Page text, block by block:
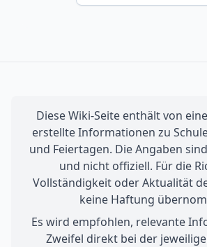
Diese Wiki-Seite enthält von
erstellte Informationen zu
und Feiertagen. Die Angaben
und nicht offiziell. Für die
Vollständigkeit oder Aktualität
keine Haftung
Es wird empfohlen, relevante
Zweifel direkt bei der